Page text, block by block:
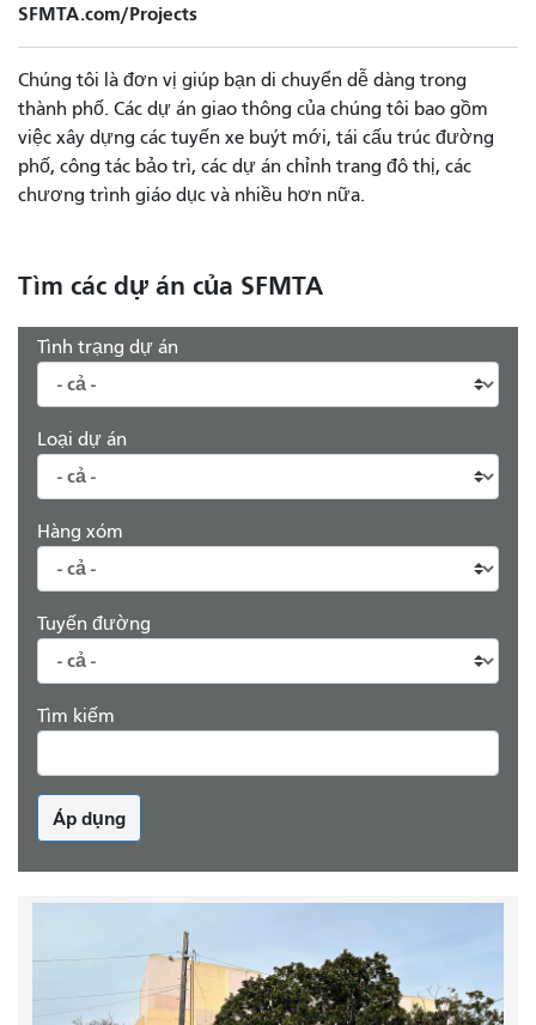
SFMTA.com/Projects
Chúng tôi là đơn vị giúp bạn di chuyển dễ dàng trong
thành phố. Các dự án giao thông của chúng tôi bao gồm
việc xây dựng các tuyến xe buýt mới, tái cấu trúc đường
phố, công tác bảo trì, các dự án chỉnh trang đô thị, các
chương trình giáo dục và nhiều hơn nữa.
Tìm các dự án của SFMTA
Tình trạng dự án
Loại dự án
Hàng xóm
Tuyến đường
Tìm kiếm
Áp dụng